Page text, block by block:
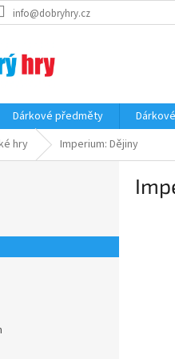
info@dobryhry.cz
Dárkové předměty
hry Imperium: Dějiny